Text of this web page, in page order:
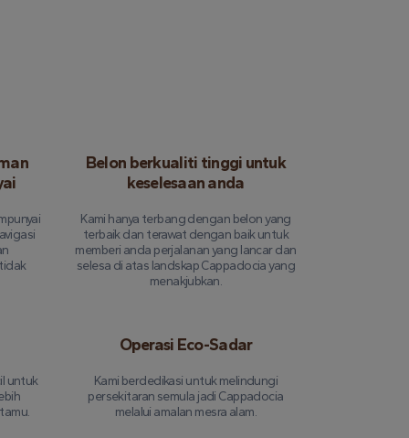
Belon berkualiti tinggi untuk
keselesaan anda
Kami hanya terbang dengan belon yang
terbaik dan terawat dengan baik untuk
memberi anda perjalanan yang lancar dan
selesa di atas landskap Cappadocia yang
menakjubkan.
untuk
Operasi Eco-Sadar
Kami berdedikasi untuk melindungi
persekitaran semula jadi Cappadocia
melalui amalan mesra alam.